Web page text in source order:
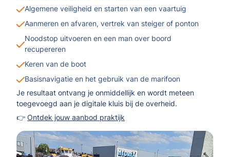
Algemene veiligheid en starten van een vaartuig
Aanmeren en afvaren, vertrek van steiger of ponton
Noodstop uitvoeren en een man over boord
recupereren
Keren van de boot
Basisnavigatie en het gebruik van de marifoon
Je resultaat ontvang je onmiddellijk en wordt meteen
toegevoegd aan je digitale kluis bij de overheid.
👉 Ontdek jouw aanbod praktijk